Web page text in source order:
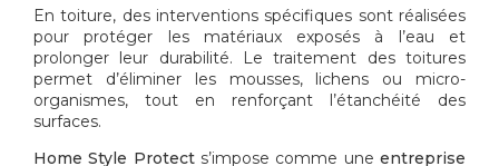
En toiture, des interventions spécifiques sont réalisées
pour protéger les matériaux exposés à l’eau et
prolonger leur durabilité. Le traitement des toitures
permet d’éliminer les mousses, lichens ou micro-
organismes, tout en renforçant l’étanchéité des
surfaces.
Home Style Protects’impose comme uneentreprise